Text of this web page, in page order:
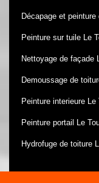
Décapage et
Peinture sur tuile Le
Nettoyage de façade
Demoussage de
Peinture interieure Le
Peinture portail Le
Hydrofuge de toiture